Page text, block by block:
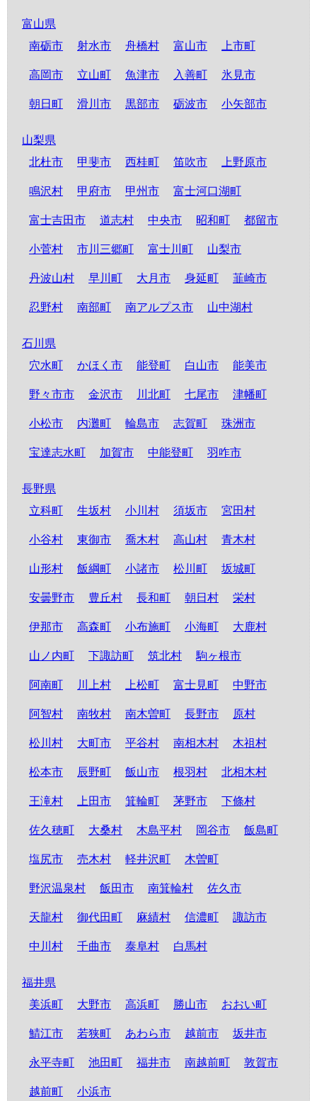
富山県
南砺市
射水市 舟橋村 富山市 上市町
高岡市 立山町 魚津市 入善町 氷見市
朝日町 滑川市 黒部市 砺波市 小矢部市
山梨県
北杜市
甲斐市 西桂町 笛吹市 上野原市
鳴沢村 甲府市 甲州市 富士河口湖町
富士吉田市 道志村 中央市 昭和町 都留市
小菅村 市川三郷町 富士川町 山梨市
丹波山村 早川町 大月市 身延町 韮崎市
忍野村 南部町 南アルプス市 山中湖村
石川県
穴水町
かほく市 能登町 白山市 能美市
野々市市 金沢市 川北町 七尾市 津幡町
小松市 内灘町 輪島市 志賀町 珠洲市
宝達志水町 加賀市 中能登町 羽咋市
長野県
立科町
生坂村 小川村 須坂市 宮田村
小谷村 東御市 喬木村 高山村 青木村
山形村 飯綱町 小諸市 松川町 坂城町
安曇野市 豊丘村 長和町 朝日村 栄村
伊那市 高森町 小布施町 小海町 大鹿村
山ノ内町 下諏訪町 筑北村 駒ヶ根市
阿南町 川上村 上松町 富士見町 中野市
阿智村 南牧村 南木曽町 長野市 原村
松川村 大町市 平谷村 南相木村 木祖村
松本市 辰野町 飯山市 根羽村 北相木村
王滝村 上田市 箕輪町 茅野市 下條村
佐久穂町 大桑村 木島平村 岡谷市 飯島町
塩尻市 売木村 軽井沢町 木曽町
野沢温泉村 飯田市 南箕輪村 佐久市
天龍村 御代田町 麻績村 信濃町 諏訪市
中川村 千曲市 泰阜村 白馬村
福井県
美浜町
大野市 高浜町 勝山市 おおい町
鯖江市 若狭町 あわら市 越前市 坂井市
永平寺町 池田町 福井市 南越前町 敦賀市
越前町 小浜市